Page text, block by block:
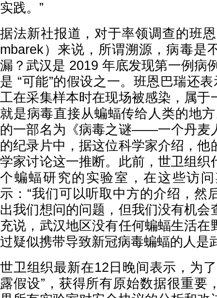
实践。”
据法新社报道，对于率领调查的班
mbarek）来说，所谓溯源，病毒是
漏？武汉是 2019 年底发现第一例病
是 “可能”的假设之一。班恩巴瑞还
工在采集样本时在现场被感染，属于
就是病毒直接从蝙蝠传给人类的地
的一部名为《病毒之谜——一个丹麦
的纪录片中，据这位科学家介绍，他
学家讨论这一推断。此前，世卫组织
个蝙蝠研究的实验室，在这些访
示：“我们可以听取中方的介绍，然
出我们想问的问题，但我们没有机会
充说，武汉地区没有任何蝙蝠生活在
过疑似携带导致新冠病毒蝙蝠的人是
世卫组织最新在12日晚间表示，为
露假设”，获得所有原始数据很重要